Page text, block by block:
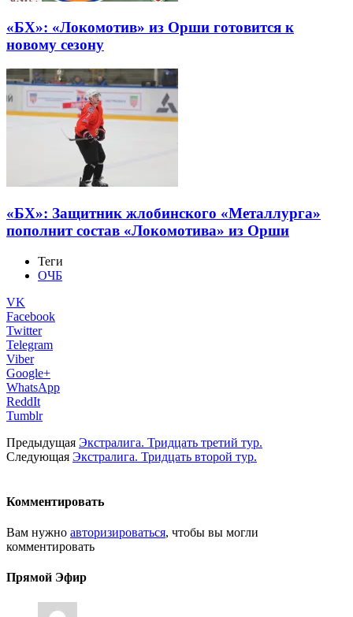
«БХ»: «Локомотив» из Орши готовится к
новому сезону
«БХ»: Защитник жлобинского «Металлурга»
пополнит состав «Локомотива» из Орши
Теги
ОЧБ
VK
Facebook
Twitter
Telegram
Viber
Google+
WhatsApp
ReddIt
Tumblr
Предыдущая Экстралига. Тридцать третий тур.
Следующая Экстралига. Тридцать второй тур.
Комментировать
Вам нужно авторизироваться, чтобы вы могли
комментировать
Прямой Эфир